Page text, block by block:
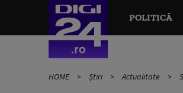
POLITICĂ
HOME Știri Actualitate